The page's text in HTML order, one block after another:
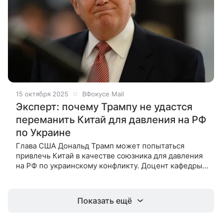
15 октября 2025 ВФокусе Mail
Эксперт: почему Трампу не удастся
переманить Китай для давления на РФ
по Украине
Глава США Дональд Трамп может попытаться
привлечь Китай в качестве союзника для давления
на РФ по украинскому конфликту. Доцент кафедры
Показать ещё